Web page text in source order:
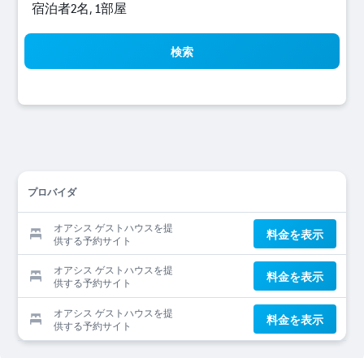
宿泊者2名, 1​部屋
検索
プロバイダ
オアシス ゲストハウスを提
供する予約サイト
料金を表示
オアシス ゲストハウスを提
供する予約サイト
料金を表示
オアシス ゲストハウスを提
供する予約サイト
料金を表示